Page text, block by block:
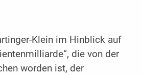
Klein im Hinblick auf
die von der
worden ist, der